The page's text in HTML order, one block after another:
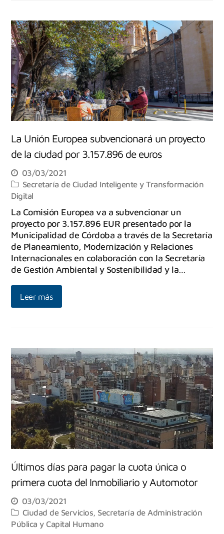
La Unión Europea subvencionará un proyecto
de la ciudad por 3.157.896 de euros
03/03/2021
Secretaría de Ciudad Inteligente y Transformación
Digital
La Comisión Europea va a subvencionar un
proyecto por 3.157.896 EUR presentado por la
Municipalidad de Córdoba a través de la Secretaría
de Planeamiento, Modernización y Relaciones
Internacionales en colaboración con la Secretaría
de Gestión Ambiental y Sostenibilidad y la…
Leer más
Últimos días para pagar la cuota única o
primera cuota del Inmobiliario y Automotor
03/03/2021
Ciudad de Servicios, Secretaría de Administración
Pública y Capital Humano